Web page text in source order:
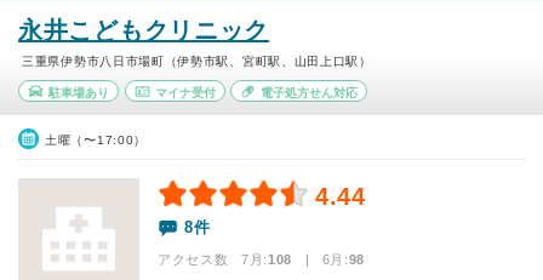
永井こどもクリニック
三重県伊勢市八日市場町（伊勢市駅、宮町駅、山田上口駅）
駐車場あり マイナ受付 電子処方せん対応
土曜（〜17:00）
4.44
8件
アクセス数 7月:108 | 6月:98